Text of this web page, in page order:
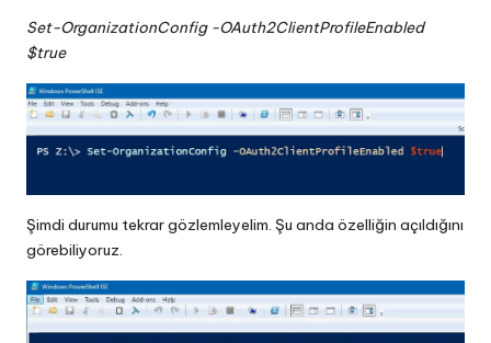
Set-OrganizationConfig -OAuth2ClientProfileEnabled
$true
Şimdi durumu tekrar gözlemleyelim. Şu anda özelliğin açıldığını
görebiliyoruz.